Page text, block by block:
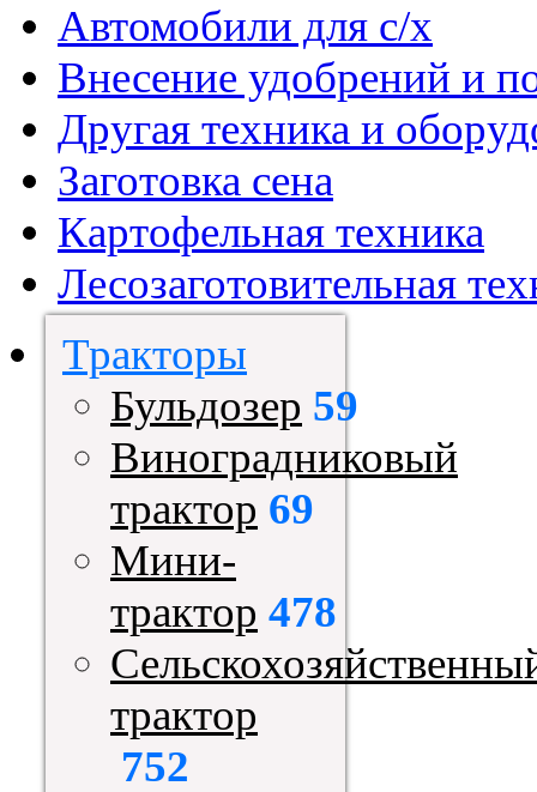
Автомобили для с/х
Внесение удобрений и
Другая техника и
Заготовка сена
Картофельная техника
Лесозаготовительная
Тракторы
Бульдозер 59
Виноградниковый
трактор 69
Мини-
трактор 478
трактор
752